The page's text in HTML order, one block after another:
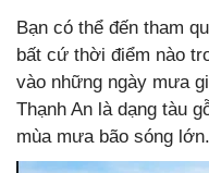
Bạn có thể đến tham
bất cứ thời điểm nào
vào những ngày mưa
Thạnh An là dạng tàu
mùa mưa bão sóng lớn.